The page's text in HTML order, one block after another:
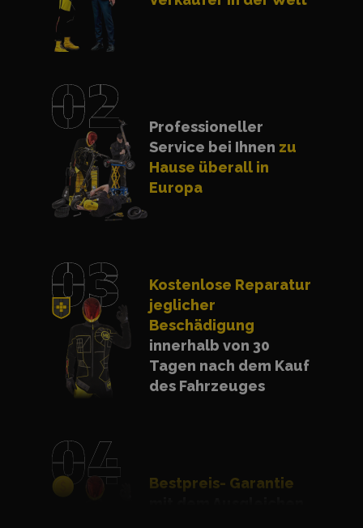
Professioneller
Service bei Ihnen zu
Hause überall in
Europa
Kostenlose Reparatur
jeglicher
Beschädigung
innerhalb von 30
Tagen nach dem Kauf
des Fahrzeuges
Bestpreis- Garantie